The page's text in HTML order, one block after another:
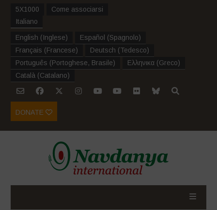
5X1000
Come associarsi
Italiano
English (Inglese) Español (Spagnolo)
Français (Francese) Deutsch (Tedesco)
Português (Portoghese, Brasile) Ελληνικα (Greco)
Català (Catalano)
DONATE